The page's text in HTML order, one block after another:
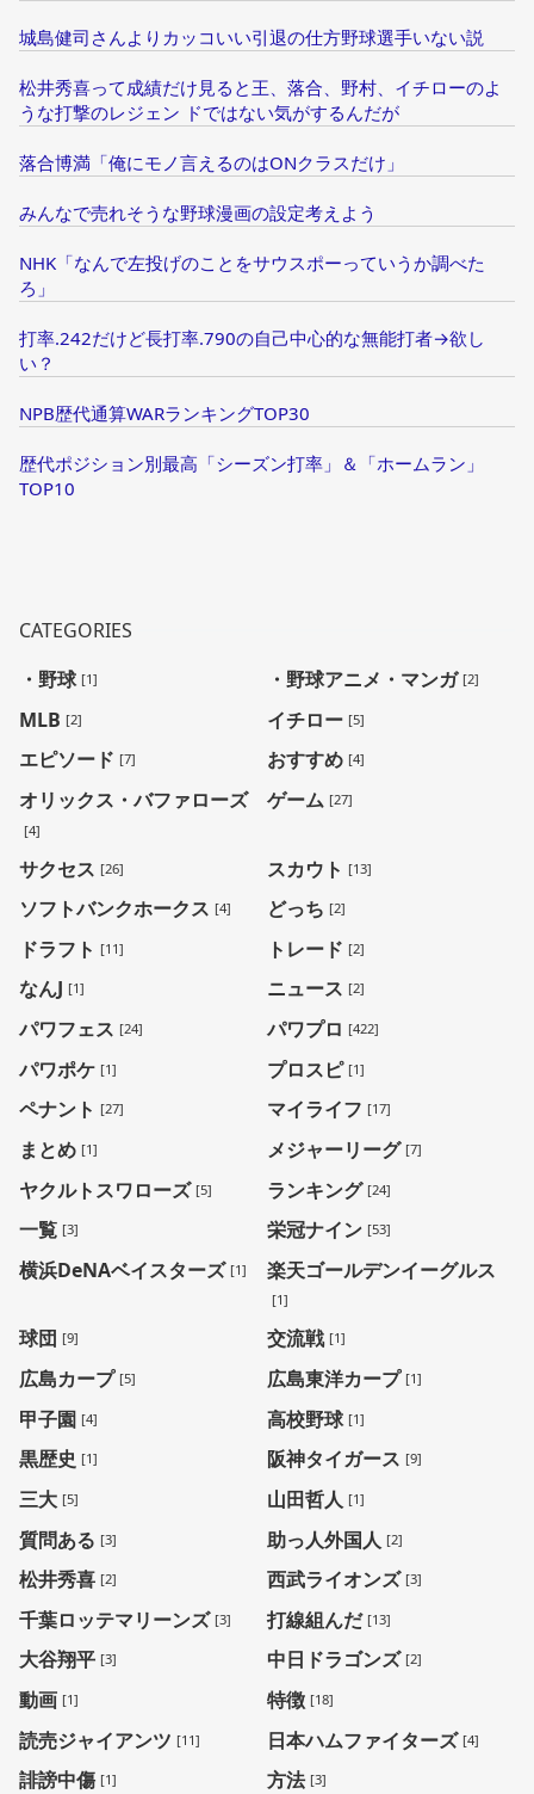
城島健司さんよりカッコいい引退の仕方野球選手いない説
松井秀喜って成績だけ見ると王、落合、野村、イチローのよ
うな打撃のレジェン ドではない気がするんだが
落合博満「俺にモノ言えるのはONクラスだけ」
みんなで売れそうな野球漫画の設定考えよう
NHK「なんで左投げのことをサウスポーっていうか調べた
ろ」
打率.242だけど長打率.790の自己中心的な無能打者→欲し
い？
NPB歴代通算WARランキングTOP30
歴代ポジション別最高「シーズン打率」＆「ホームラン」
TOP10
CATEGORIES
・野球 [1] ・野球アニメ・マンガ [2]
MLB [2] イチロー [5]
エピソード [7] おすすめ [4]
オリックス・バファローズ
[4]
ゲーム [27]
サクセス [26] スカウト [13]
ソフトバンクホークス [4] どっち [2]
ドラフト [11] トレード [2]
なんJ [1] ニュース [2]
パワフェス [24] パワプロ [422]
パワポケ [1] プロスピ [1]
ペナント [27] マイライフ [17]
まとめ [1] メジャーリーグ [7]
ヤクルトスワローズ [5] ランキング [24]
一覧 [3] 栄冠ナイン [53]
横浜DeNAベイスターズ [1] 楽天ゴールデンイーグルス
[1]
球団 [9] 交流戦 [1]
広島カープ [5] 広島東洋カープ [1]
甲子園 [4] 高校野球 [1]
黒歴史 [1] 阪神タイガース [9]
三大 [5] 山田哲人 [1]
質問ある [3] 助っ人外国人 [2]
松井秀喜 [2] 西武ライオンズ [3]
千葉ロッテマリーンズ [3] 打線組んだ [13]
大谷翔平 [3] 中日ドラゴンズ [2]
動画 [1] 特徴 [18]
読売ジャイアンツ [11] 日本ハムファイターズ [4]
誹謗中傷 [1] 方法 [3]